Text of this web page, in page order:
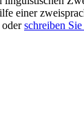
einer
oderschreiben Sie